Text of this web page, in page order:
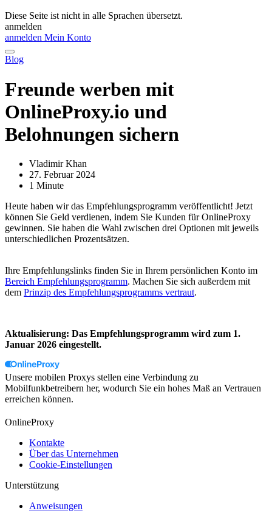
Diese Seite ist nicht in alle Sprachen übersetzt.
anmelden
anmelden Mein Konto
Blog
Freunde werben mit
OnlineProxy.io und
Belohnungen sichern
Vladimir Khan
27. Februar 2024
1 Minute
Heute haben wir das Empfehlungsprogramm veröffentlicht! Jetzt
können Sie Geld verdienen, indem Sie Kunden für OnlineProxy
gewinnen. Sie haben die Wahl zwischen drei Optionen mit jeweils
unterschiedlichen Prozentsätzen.
Ihre Empfehlungslinks finden Sie in Ihrem persönlichen Konto im
Bereich Empfehlungsprogramm. Machen Sie sich außerdem mit
dem Prinzip des Empfehlungsprogramms vertraut.
Aktualisierung: Das Empfehlungsprogramm wird zum 1.
Januar 2026 eingestellt.
Unsere mobilen Proxys stellen eine Verbindung zu
Mobilfunkbetreibern her, wodurch Sie ein hohes Maß an Vertrauen
erreichen können.
OnlineProxy
Kontakte
Über das Unternehmen
Cookie-Einstellungen
Unterstützung
Anweisungen